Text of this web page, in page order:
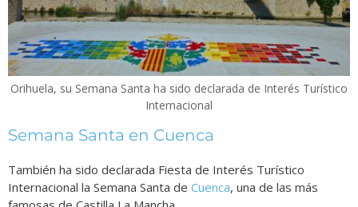
Orihuela, su Semana Santa ha sido declarada de Interés Turístico
Internacional
Semana Santa en Cuenca
También ha sido declarada Fiesta de Interés Turístico
Internacional la Semana Santa de Cuenca, una de las más